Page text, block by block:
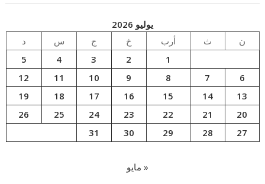
يوليو 2026
ن
ث أرب خ ج س
د
1
2
3
4
5
6
7
8
9
10
11
12
13
14
15
16
17
18
19
20
21
22
23
24
25
26
27
28
29
30
31
« مايو